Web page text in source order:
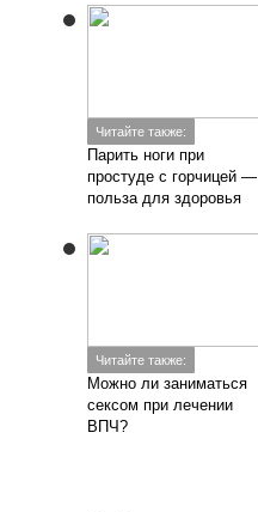
Читайте также:
Парить ноги при
простуде с горчицей —
польза для здоровья
Читайте также:
Можно ли заниматься
сексом при лечении
ВПЧ?